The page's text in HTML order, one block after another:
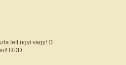
lett,ügyi vagy!:D